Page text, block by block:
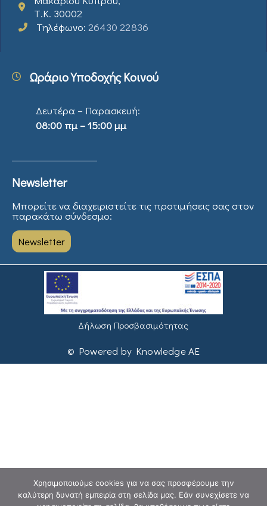
Τ.Κ. 30002
Τηλέφωνο: 26430 22836
Ωράριο Υποδοχής Κοινού
Δευτέρα – Παρασκευή:
08:00 πμ – 15:00 μμ
Newsletter
Μπορείτε να διαχειριστείτε τις προτιμήσεις σας στον
παρακάτω σύνδεσμο:
Newsletter
Δήλωση Προσβασιμότητας
© Powered by Knowledge AE
Χρησιμοποιούμε cookies για να σας προσφέρουμε την
καλύτερη δυνατή εμπειρία στη σελίδα μας. Εάν συνεχίσετε να